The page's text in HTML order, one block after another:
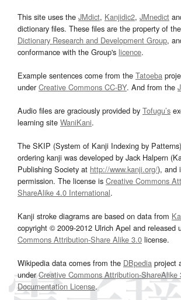
This site uses the JMdict, Kanjidic2, JMnedict
dictionary files. These files are the property of the
Dictionary Research and Development Group,
conformance with the Group's licence.
Example sentences come from the Tatoeba
underCreative Commons CC-BY. And from the
Audio files are graciously provided by Tofugu’s
learning site WaniKani.
The SKIP (System of Kanji Indexing by
ordering kanji was developed by Jack Halpern
Publishing Society at http://www.kanji.org/), and
permission. The license is Creative Commons
ShareAlike 4.0 International.
Kanji stroke diagrams are based on data from
copyright © 2009-2012 Ulrich Apel and released
Commons Attribution-Share Alike 3.0 license.
Wikipedia data comes from the DBpedia project
underCreative Commons Attribution-ShareAlike
Documentation License.